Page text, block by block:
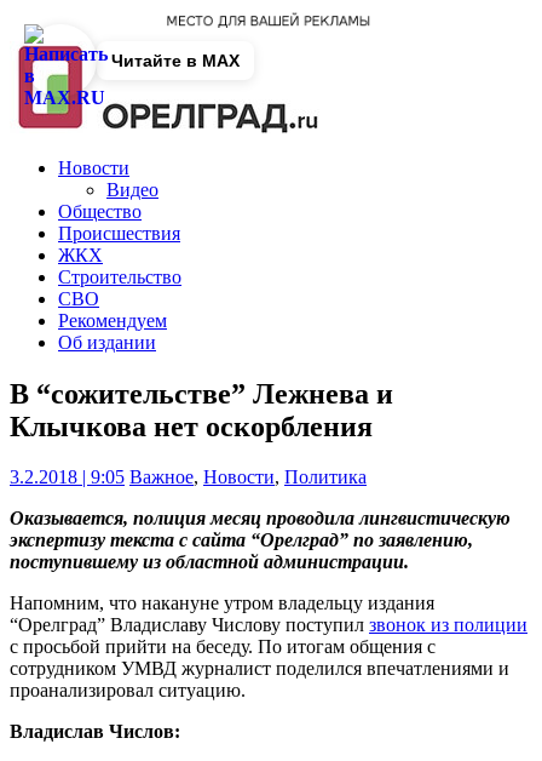
Новости
Видео
Общество
Происшествия
ЖКХ
Строительство
СВО
Рекомендуем
Об издании
В “сожительстве” Лежнева и
Клычкова нет оскорбления
3.2.2018 | 9:05 Важное, Новости, Политика
Оказывается, полиция месяц проводила лингвистическую
экспертизу текста с сайта “Орелград” по заявлению,
поступившему из областной администрации.
Напомним, что накануне утром владельцу издания
“Орелград” Владиславу Числову поступил звонок из полиции
с просьбой прийти на беседу. По итогам общения с
сотрудником УМВД журналист поделился впечатлениями и
проанализировал ситуацию.
Владислав Числов:
Читайте в MAX